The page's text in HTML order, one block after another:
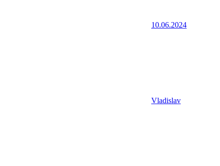
10.06.2024
Vladislav